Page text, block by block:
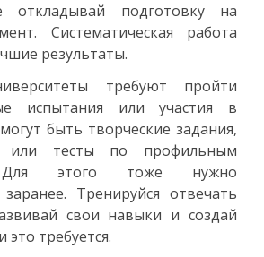
откладывай подготовку на
Систематическая работа
результаты.
требуют пройти
испытания или участия в
быть творческие задания,
или тесты по профильным
Для этого тоже нужно
заранее. Тренируйся отвечать
свои навыки и создай
это требуется.